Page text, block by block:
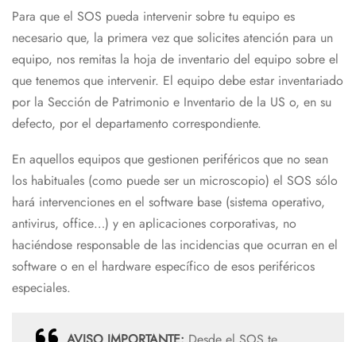
Para que el SOS pueda intervenir sobre tu equipo es
necesario que, la primera vez que solicites atención para un
equipo, nos remitas la hoja de inventario del equipo sobre el
que tenemos que intervenir. El equipo debe estar inventariado
por la Sección de Patrimonio e Inventario de la US o, en su
defecto, por el departamento correspondiente.
En aquellos equipos que gestionen periféricos que no sean
los habituales (como puede ser un microscopio) el SOS sólo
hará intervenciones en el software base (sistema operativo,
antivirus, office…) y en aplicaciones corporativas, no
haciéndose responsable de las incidencias que ocurran en el
software o en el hardware específico de esos periféricos
especiales.